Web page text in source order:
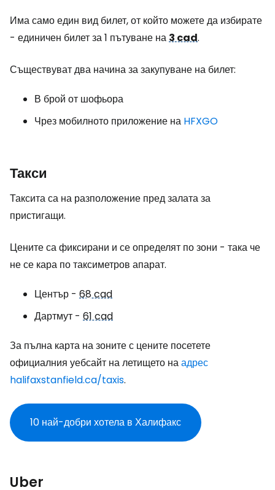
Има само един вид билет, от който можете да избирате
- единичен билет за 1 пътуване на3 cad.
Съществуват два начина за закупуване на билет:
В брой от шофьора
Чрез мобилното приложение на HFXGO
Такси
Таксита са на разположение пред залата за
пристигащи.
Цените са фиксирани и се определят по зони - така че
не се кара по таксиметров апарат.
Център - 68 cad
Дартмут - 61 cad
За пълна карта на зоните с цените посетете
официалния уебсайт на летището наадрес
halifaxstanfield.ca/taxis.
10 най-добри хотела в Халифакс
Uber